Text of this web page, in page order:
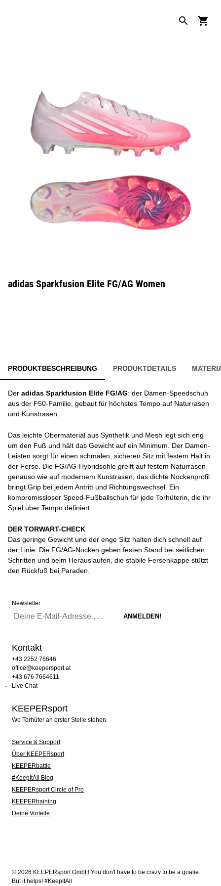
adidas Sparkfusion Elite FG/AG Women
PRODUKTBESCHREIBUNG PRODUKTDETAILS
Der adidas Sparkfusion Elite FG/AG: der Damen-Speedschuh
aus der F50-Familie, gebaut für höchstes Tempo auf Naturrasen
und Kunstrasen.
Das leichte Obermaterial aus Synthetik und Mesh legt sich eng
um den Fuß und hält das Gewicht auf ein Minimum. Der Damen-
Leisten sorgt für einen schmalen, sicheren Sitz mit festem Halt in
der Ferse. Die FG/AG-Hybridsohle greift auf festem Naturrasen
genauso wie auf modernem Kunstrasen, das dichte Nockenprofil
bringt Grip bei jedem Antritt und Richtungswechsel. Ein
kompromissloser Speed-Fußballschuh für jede Torhüterin, die ihr
Spiel über Tempo definiert.
DER TORWART-CHECK
Das geringe Gewicht und der enge Sitz halten dich schnell auf
der Linie. Die FG/AG-Nocken geben festen Stand bei seitlichen
Schritten und beim Herauslaufen, die stabile Fersenkappe stützt
den Rückfuß bei Paraden.
Newsletter
Kontakt
+43 2252 76646
office@keepersport.at
+43 676 7664611
Live Chat
KEEPERsport
Wo Torhüter an erster Stelle stehen.
Service & Support
Über KEEPERsport
KEEPERbattle
#KeepItAll Blog
KEEPERsport Circle of Pro
KEEPERtraining
Deine Vorteile
© 2026 KEEPERsport GmbH You don't have to be crazy to be a goalie.
But it helps! #KeepItAll